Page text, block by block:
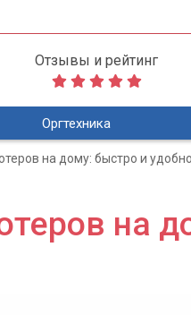
Отзывы и рейтинг
Оргтехника
на дому: быстро и удобно
на